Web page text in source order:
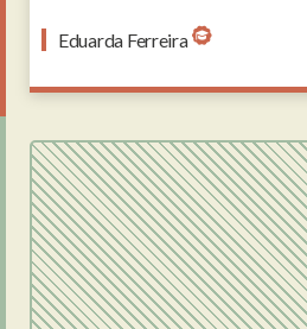
Eduarda Ferreira